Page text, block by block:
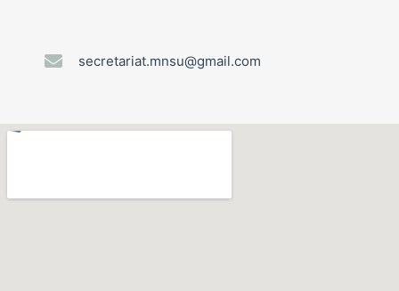
secretariat.mnsu@gmail.com